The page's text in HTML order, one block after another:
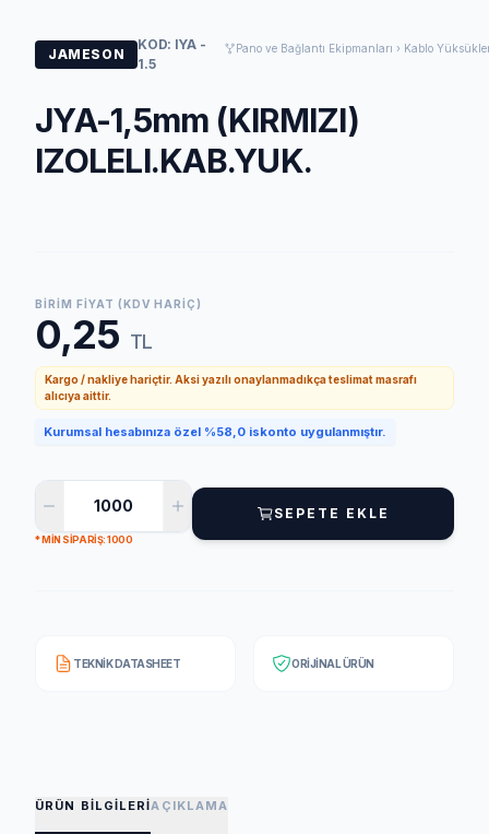
JAMESON
KOD: IYA -
1.5
Pano ve Bağlantı Ekipmanları › Kablo
JYA-1,5mm (KIRMIZI)
IZOLELI.KAB.YUK.
BIRIM FIYAT (KDV HARIÇ)
0,25 TL
Kargo / nakliye hariçtir. Aksi yazılı onaylanmadıkça teslimat masrafı
alıcıya aittir.
Kurumsal hesabınıza özel %58,0 iskonto uygulanmıştır.
* MIN SIPARIŞ: 1000
SEPETE EKLE
TEKNIK DATASHEET ORIJINAL ÜRÜN
ÜRÜN BILGILERIAÇIKLAMA